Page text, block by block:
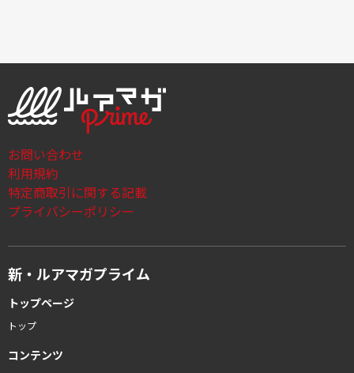
お問い合わせ
利用規約
特定商取引に関する記載
プライバシーポリシー
新・ルアマガプライム
トップページ
トップ
コンテンツ